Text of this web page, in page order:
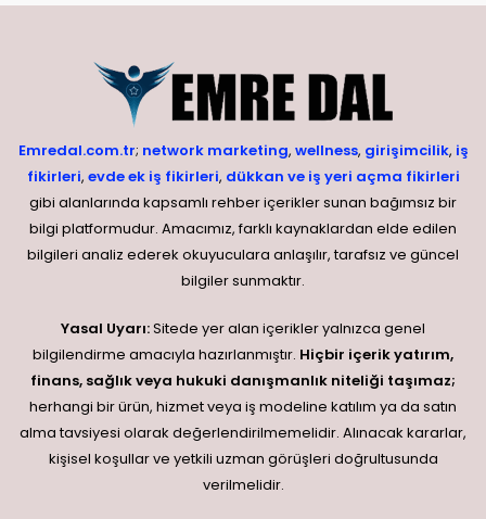
Emredal.com.tr; network marketing, wellness, girişimcilik, iş
fikirleri, evde ek iş fikirleri, dükkan ve iş yeri açma fikirleri
gibi alanlarında kapsamlı rehber içerikler sunan bağımsız bir
bilgi platformudur. Amacımız, farklı kaynaklardan elde edilen
bilgileri analiz ederek okuyuculara anlaşılır, tarafsız ve güncel
bilgiler sunmaktır.
Yasal Uyarı:Sitede yer alan içerikler yalnızca genel
bilgilendirme amacıyla hazırlanmıştır. Hiçbir içerik yatırım,
finans, sağlık veya hukuki danışmanlık niteliği taşımaz;
herhangi bir ürün, hizmet veya iş modeline katılım ya da satın
alma tavsiyesi olarak değerlendirilmemelidir. Alınacak kararlar,
kişisel koşullar ve yetkili uzman görüşleri doğrultusunda
verilmelidir.